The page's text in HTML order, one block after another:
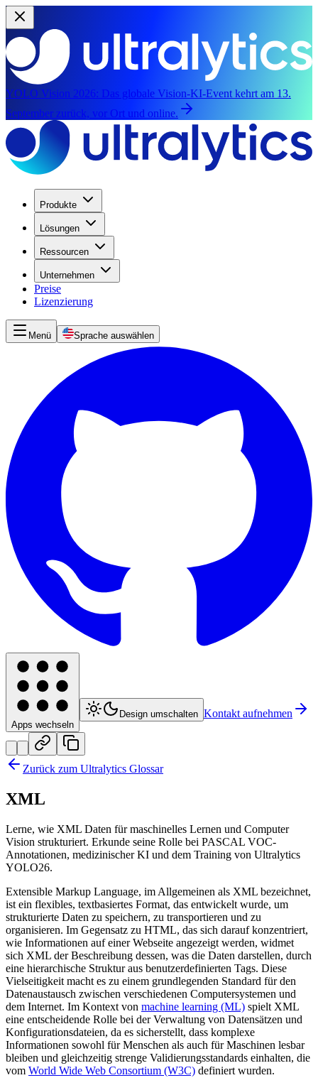
YOLO Vision 2026: Das globale Vision-KI-Event kehrt am 13.
September zurück, vor Ort und online.
Produkte
Lösungen
Ressourcen
Unternehmen
Preise
Lizenzierung
Menü Sprache auswählen
Apps wechseln
Design umschalten Kontakt aufnehmen
Zurück zum Ultralytics Glossar
XML
Lerne, wie XML Daten für maschinelles Lernen und Computer
Vision strukturiert. Erkunde seine Rolle bei PASCAL VOC-
Annotationen, medizinischer KI und dem Training von Ultralytics
YOLO26.
Extensible Markup Language, im Allgemeinen als XML bezeichnet,
ist ein flexibles, textbasiertes Format, das entwickelt wurde, um
strukturierte Daten zu speichern, zu transportieren und zu
organisieren. Im Gegensatz zu HTML, das sich darauf konzentriert,
wie Informationen auf einer Webseite angezeigt werden, widmet
sich XML der Beschreibung dessen, was die Daten darstellen, durch
eine hierarchische Struktur aus benutzerdefinierten Tags. Diese
Vielseitigkeit macht es zu einem grundlegenden Standard für den
Datenaustausch zwischen verschiedenen Computersystemen und
dem Internet. Im Kontext von machine learning (ML) spielt XML
eine entscheidende Rolle bei der Verwaltung von Datensätzen und
Konfigurationsdateien, da es sicherstellt, dass komplexe
Informationen sowohl für Menschen als auch für Maschinen lesbar
bleiben und gleichzeitig strenge Validierungsstandards einhalten, die
vom World Wide Web Consortium (W3C) definiert wurden.